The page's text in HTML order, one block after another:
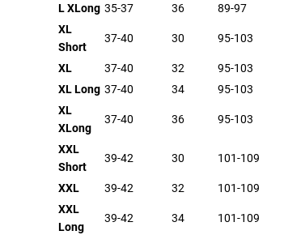
L XLong 35-37 36 89-97
XL
Short
37-40 30 95-103
XL 37-40 32 95-103
XL Long 37-40 34 95-103
XL
XLong
37-40 36 95-103
XXL
Short
39-42 30 101-109
XXL 39-42 32 101-109
XXL
Long
39-42 34 101-109